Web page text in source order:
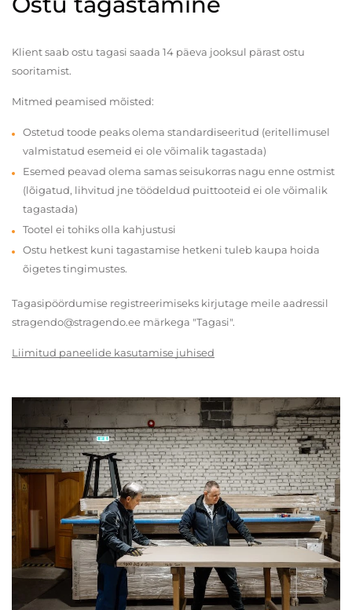
Klient saab ostu tagasi saada 14 päeva jooksul pärast ostu
sooritamist.
Mitmed peamised mõisted:
Ostetud toode peaks olema standardiseeritud (eritellimusel
valmistatud esemeid ei ole võimalik tagastada)
Esemed peavad olema samas seisukorras nagu enne ostmist
(lõigatud, lihvitud jne töödeldud puittooteid ei ole võimalik
tagastada)
Tootel ei tohiks olla kahjustusi
Ostu hetkest kuni tagastamise hetkeni tuleb kaupa hoida
õigetes tingimustes.
Tagasipöördumise registreerimiseks kirjutage meile aadressil
stragendo@stragendo.ee märkega "Tagasi".
Liimitud paneelide kasutamise juhised